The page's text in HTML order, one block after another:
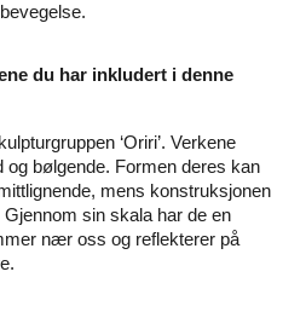
du har inkludert i denne
‘Oriri’. Verkene
og bølgende. Formen deres kan
mens konstruksjonen
sin skala har de en
nær oss og reflekterer på